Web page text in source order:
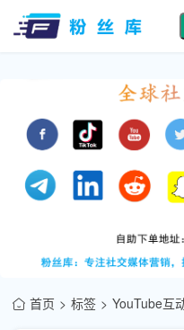
首页 标签 YouTube互